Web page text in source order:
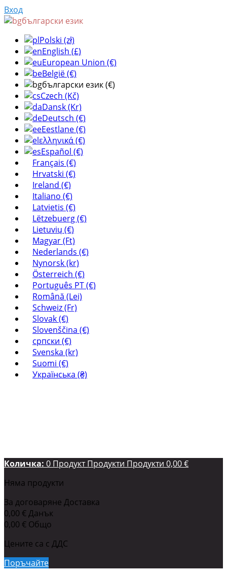
Вход
български език
Polski (zł)
English (£)
European Union (€)
België (€)
български език (€)
Czech (Kč)
Dansk (Kr)
Deutsch (€)
Eestlane (€)
ελληνικά (€)
Español (€)
Français (€)
Hrvatski (€)
Ireland (€)
Italiano (€)
Latvietis (€)
Lëtzebuerg (€)
Lietuvių (€)
Magyar (Ft)
Nederlands (€)
Nynorsk (kr)
Österreich (€)
Português PT (€)
Română (Lei)
Schweiz (Fr)
Slovak (€)
Slovenščina (€)
српски (€)
Svenska (kr)
Suomi (€)
Українська (₴)
Количка: 0 Продукт Продукти Продукти 0,00 €
Няма продукти
За договаряне Доставка
0,00 € Данък
0,00 € Общо
Цените са с ДДС
Поръчайте